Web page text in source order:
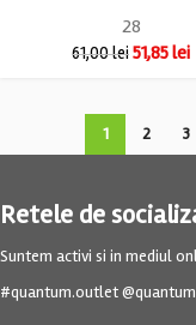
28
61,00lei51,85lei
1 2 3
Retele de
Suntem activi si in mediul
#quantum.outlet